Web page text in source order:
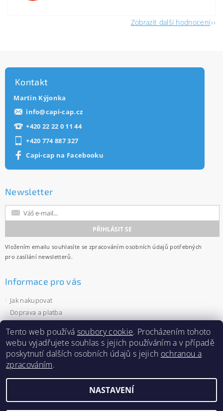
Zobrazit další hodnocení
Kontakt
Martin Kýjonka
info@capi-cap.cz
+420 22 22 0 11 44
+420 774 887 327
Capi-cap na Facebooku
Newsletter
Vložením emailu souhlasíte se zpracováním osobních údajů potřebných
pro zasílání newsletterů.
Informace pro vás
Jak nakupovat
Doprava a platba
Ochrana osobních údajů
Velkoobchod
Zásady používání souborů cookies
2026 ©Capi-cap.cz, všechna práva vyhrazena
Tento web používá soubory cookie. Procházením tohoto
webu vyjadřujete souhlas s jejich používáním a v případě
poskytnutí dalších osobních údajů s jejich ochranou a
zpracováním.
NASTAVENÍ